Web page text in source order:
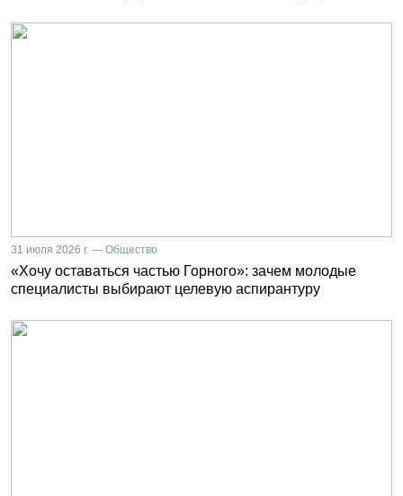
31 июля 2026 г. — Общество
«Хочу оставаться частью Горного»: зачем молодые
специалисты выбирают целевую аспирантуру